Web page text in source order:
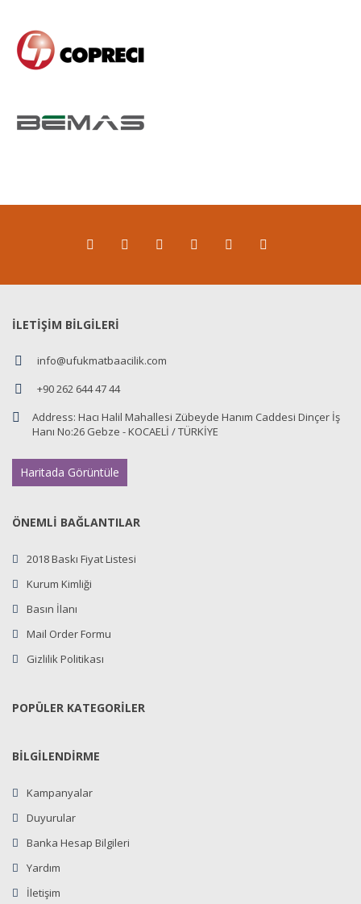
İLETİŞİM BİLGİLERİ
info@ufukmatbaacilik.com
+90 262 644 47 44
Address: Hacı Halil Mahallesi Zübeyde Hanım Caddesi Dinçer İş
Hanı No:26 Gebze - KOCAELİ / TÜRKİYE
Haritada Görüntüle
ÖNEMLİ BAĞLANTILAR
2018 Baskı Fiyat Listesi
Kurum Kimliği
Basın İlanı
Mail Order Formu
Gizlilik Politikası
POPÜLER KATEGORİLER
BİLGİLENDİRME
Kampanyalar
Duyurular
Banka Hesap Bilgileri
Yardım
İletişim